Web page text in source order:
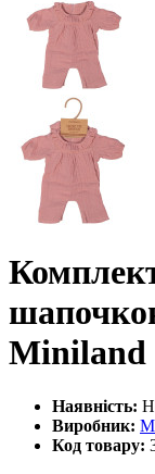
Miniland
Наявність:
Виробник:
Код товару: